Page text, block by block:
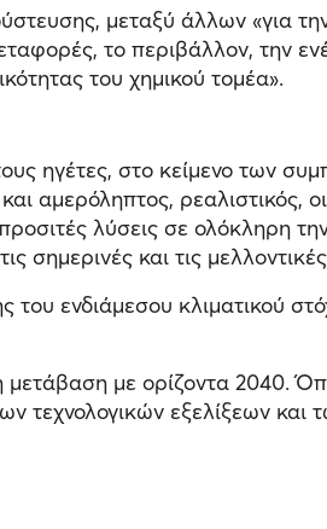
μεταξύ άλλων «για
το περιβάλλον, την
του χημικού τομέα».
ηγέτες, στο κείμενο των
αμερόληπτος, ρεαλιστικός,
λύσεις σε ολόκληρη την
και τις μελλοντικές
ενδιάμεσου κλιματικού
μετάβαση με ορίζοντα 2040.
τεχνολογικών εξελίξεων και